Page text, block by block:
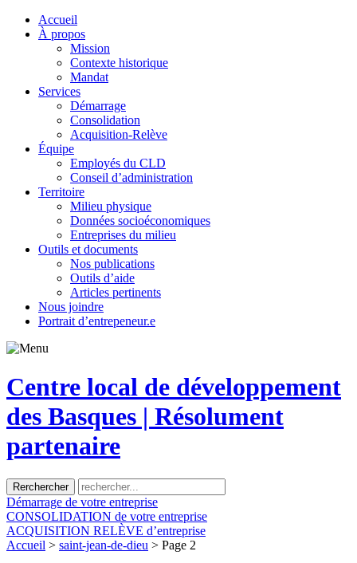
Accueil
À propos
Mission
Contexte historique
Mandat
Services
Démarrage
Consolidation
Acquisition-Relève
Équipe
Employés du CLD
Conseil d’administration
Territoire
Milieu physique
Données socioéconomiques
Entreprises du milieu
Outils et documents
Nos publications
Outils d’aide
Articles pertinents
Nous joindre
Portrait d’entrepeneur.e
Centre local de développement
des Basques | Résolument
partenaire
Démarrage de votre entreprise
CONSOLIDATION de votre entreprise
ACQUISITION RELÈVE d’entreprise
Accueil > saint-jean-de-dieu > Page 2